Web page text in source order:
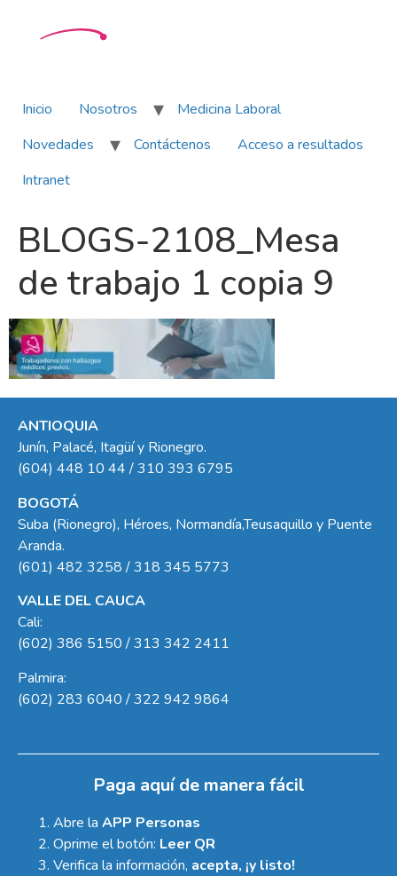
Inicio Nosotros
Medicina Laboral
Novedades
Contáctenos
Acceso a resultados
Intranet
BLOGS-2108_Mesa
de trabajo 1 copia 9
ANTIOQUIA
Junín, Palacé, Itagüí y Rionegro.
(604) 448 10 44 / 310 393 6795
BOGOTÁ
Suba (Rionegro), Héroes, Normandía,Teusaquillo y Puente
Aranda.
(601) 482 3258 / 318 345 5773
VALLE DEL CAUCA
Cali:
(602) 386 5150 / 313 342 2411
Palmira:
(602) 283 6040 / 322 942 9864
Paga aquí de manera fácil
Abre la APP Personas
Oprime el botón: Leer QR
Verifica la información, acepta, ¡y listo!